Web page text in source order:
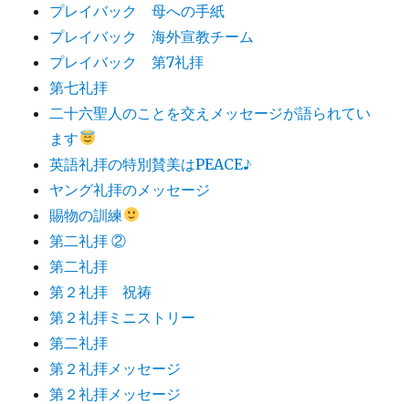
プレイバック 母への手紙
プレイバック 海外宣教チーム
プレイバック 第7礼拝
第七礼拝
二十六聖人のことを交えメッセージが語られてい
ます
英語礼拝の特別賛美はPEACE♪
ヤング礼拝のメッセージ
賜物の訓練
第二礼拝 ②
第二礼拝
第２礼拝 祝祷
第２礼拝ミニストリー
第二礼拝
第２礼拝メッセージ
第２礼拝メッセージ